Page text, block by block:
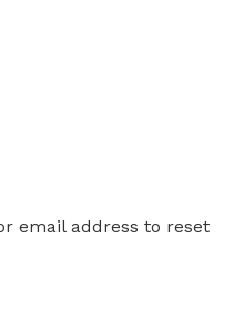
email address to reset